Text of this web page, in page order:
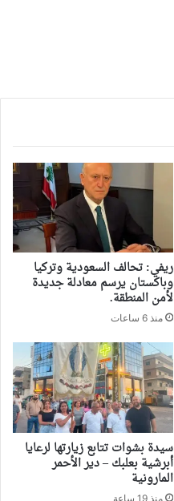
ريفي: تحالف السعودية وتركيا
وباكستان يرسم معادلة جديدة
لأمن المنطقة.
منذ 6 ساعات
سيدة بشوات تتابع زيارتها لرعايا
أبرشية بعلبك – دير الأحمر
المارونية
منذ 19 ساعة